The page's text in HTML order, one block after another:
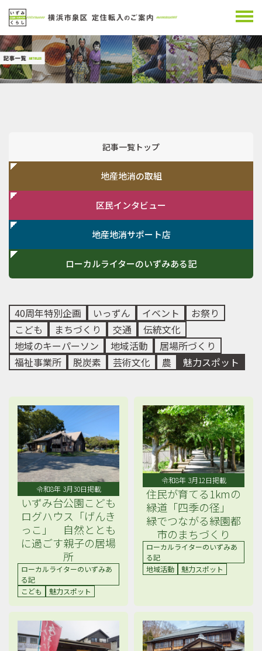
記事一覧トップ
地産地消の取組
区民インタビュー
地産地消サポート店
ローカルライターのいずみある記
40周年特別企画 いっずん イベント
お祭り
こども
まちづくり 交通
伝統文化
地域のキーパーソン
地域活動
居場所づくり
福祉事業所
脱炭素 芸術文化 農 魅力スポット
令和8年 3月30日掲載
いずみ台公園こども
ログハウス「げんき
っこ」 自然ととも
に過ごす親子の居場
所
ローカルライターのいずみあ
る記
こども
魅力スポット
令和8年 3月12日掲載
住民が育てる1kmの
緑道「四季の径」
緑でつながる緑園都
市のまちづくり
ローカルライターのいずみあ
る記
地域活動
魅力スポット